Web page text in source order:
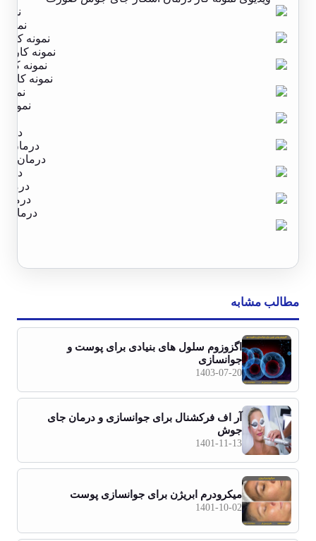
نمونه کار
نمونه کار
نمونه
درمان
درمان
مطالب مشابه
اگزوزوم سلول های بنیادی برای پوست و
جوانسازی
1403-07-20
آر اف فرکشنال برای جوانسازی و درمان جای
جوش
1401-11-13
میکرودرم ابریژن برای جوانسازی پوست
1401-10-02